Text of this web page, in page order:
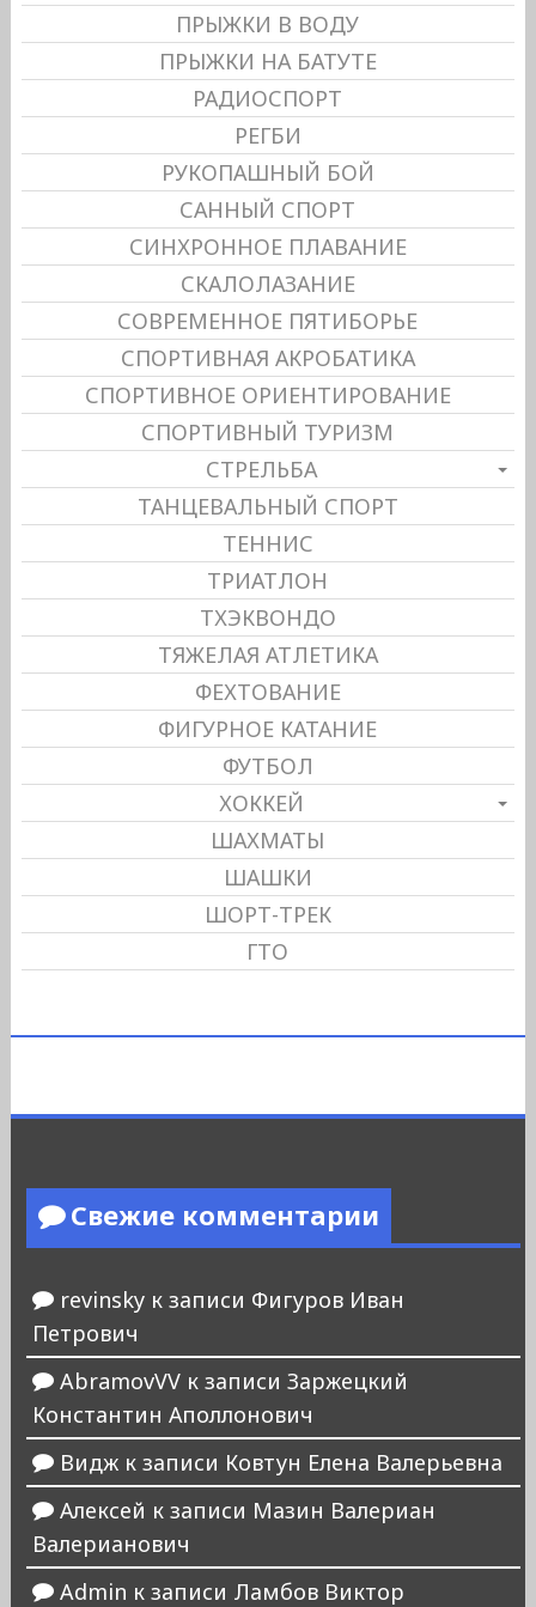
ПРЫЖКИ В ВОДУ
ПРЫЖКИ НА БАТУТЕ
РАДИОСПОРТ
РЕГБИ
РУКОПАШНЫЙ БОЙ
САННЫЙ СПОРТ
СИНХРОННОЕ ПЛАВАНИЕ
СКАЛОЛАЗАНИЕ
СОВРЕМЕННОЕ ПЯТИБОРЬЕ
СПОРТИВНАЯ АКРОБАТИКА
СПОРТИВНОЕ ОРИЕНТИРОВАНИЕ
СПОРТИВНЫЙ ТУРИЗМ
СТРЕЛЬБА
ТАНЦЕВАЛЬНЫЙ СПОРТ
ТЕННИС
ТРИАТЛОН
ТХЭКВОНДО
ТЯЖЕЛАЯ АТЛЕТИКА
ФЕХТОВАНИЕ
ФИГУРНОЕ КАТАНИЕ
ФУТБОЛ
ХОККЕЙ
ШАХМАТЫ
ШАШКИ
ШОРТ-ТРЕК
ГТО
Свежие комментарии
revinskyк записи Фигуров Иван
Петрович
AbramovVVк записи Заржецкий
Константин Аполлонович
Виджк записи Ковтун Елена Валерьевна
Алексей к записи Мазин Валериан
Валерианович
Admin к записи Ламбов Виктор